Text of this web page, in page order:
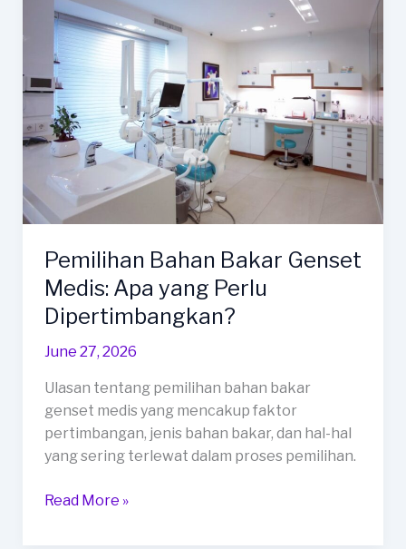
melalui
Monitoring
Genset
Berbasis
IoT
Pemilihan Bahan Bakar Genset
Medis: Apa yang Perlu
Dipertimbangkan?
June 27, 2026
Ulasan tentang pemilihan bahan bakar
genset medis yang mencakup faktor
pertimbangan, jenis bahan bakar, dan hal-hal
yang sering terlewat dalam proses pemilihan.
Pemilihan
Read More »